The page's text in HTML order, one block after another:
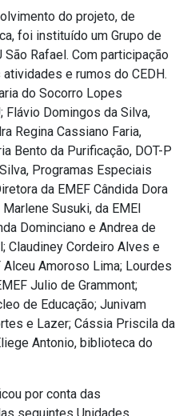
do projeto, de
foi instituído um Grupo de
São Rafael. Com participação
e rumos do CEDH.
do Socorro Lopes
Flávio Domingos da Silva,
Regina Cassiano Faria,
Bento da Purificação, DOT-P
Programas Especiais
da EMEF Cândida Dora
Susuki, da EMEI
Dominciano e Andrea de
Claudiney Cordeiro Alves e
Alceu Amoroso Lima; Lourdes
Julio de Grammont;
de Educação; Junivam
e Lazer; Cássia Priscila da
Antonio, biblioteca do
por conta das